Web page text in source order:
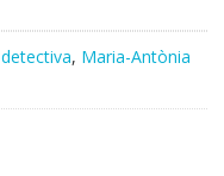
detectiva, Maria-Antònia